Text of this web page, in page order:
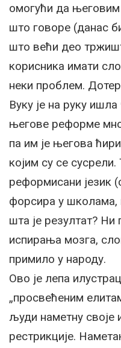
омогући да
што говоре (данас
што већи део
корисника имати
неки проблем.
Вуку је на руку
његове реформе
па им је његова
којим су се
реформисани језик
форсира у
шта је резултат?
испирања мозга,
примило у народу.
Ово је лепа
„просвећеним
људи наметну своје
рестрикције.